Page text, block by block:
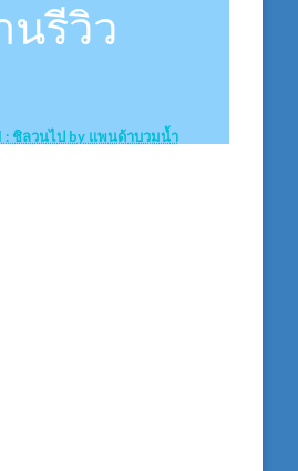
นรีวิว
: ชิลวนไป by แพนด้าบวมน้ำ